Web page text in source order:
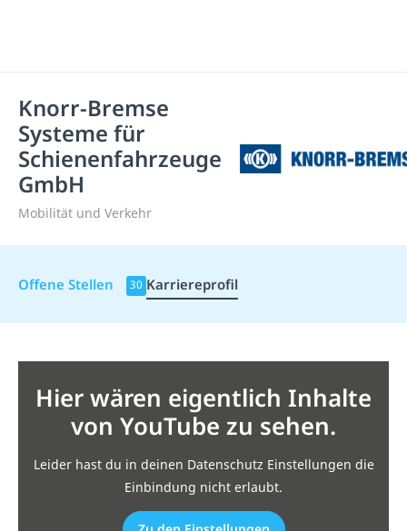
Knorr-Bremse
Systeme für
Schienenfahrzeuge
GmbH
Mobilität und Verkehr
Offene Stellen 30 Karriereprofil
Hier wären eigentlich Inhalte
von YouTube zu sehen.
Leider hast du in deinen Datenschutz Einstellungen die
Einbindung nicht erlaubt.